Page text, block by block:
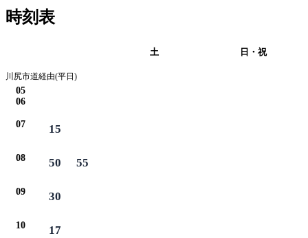
時刻表
土 日・祝
川尻市道経由(平日)
05
06
07 15
08 50 55
09 30
10 17